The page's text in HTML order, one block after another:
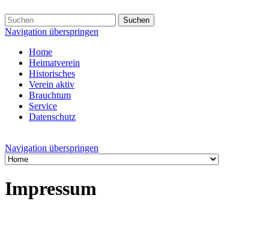
Suchen
Navigation überspringen
Home
Heimatverein
Historisches
Verein aktiv
Brauchtum
Service
Datenschutz
Navigation überspringen
Impressum